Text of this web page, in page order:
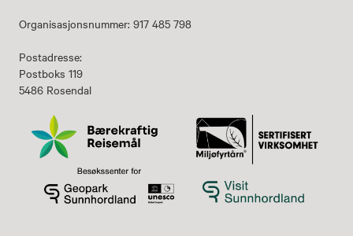
Organisasjonsnummer: 917 485 798
Postadresse:
Postboks 119
5486 Rosendal